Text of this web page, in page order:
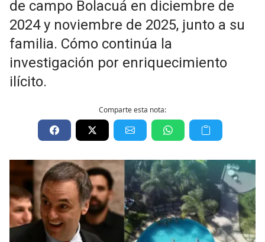
de campo Bolacuá en diciembre de
2024 y noviembre de 2025, junto a su
familia. Cómo continúa la
investigación por enriquecimiento
ilícito.
Comparte esta nota: